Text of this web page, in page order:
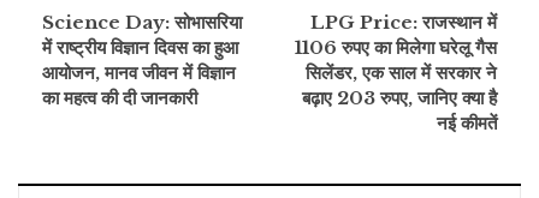
Science Day: सोभासरिया
में राष्ट्रीय विज्ञान दिवस का हुआ
आयोजन, मानव जीवन में विज्ञान
का महत्व की दी जानकारी
LPG Price: राजस्थान में
1106 रुपए का मिलेगा घरेलू गैस
सिलेंडर, एक साल में सरकार ने
बढ़ाए 203 रुपए, जानिए क्या है
नई कीमतें